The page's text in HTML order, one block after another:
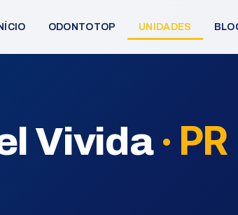
ODONTOTOP UNIDADES
Vivida· PR